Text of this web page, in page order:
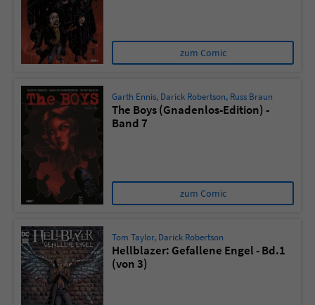
zum Comic
Garth Ennis, Darick Robertson, Russ Braun
The Boys (Gnadenlos-Edition) -
Band 7
zum Comic
Tom Taylor, Darick Robertson
Hellblazer: Gefallene Engel - Bd.1
(von 3)